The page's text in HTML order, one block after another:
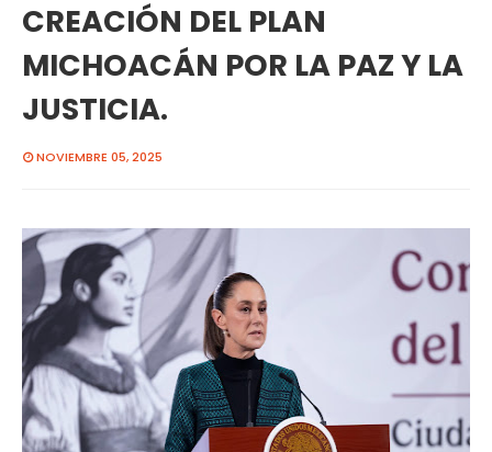
CREACIÓN DEL PLAN
MICHOACÁN POR LA PAZ Y LA
JUSTICIA.
NOVIEMBRE 05, 2025